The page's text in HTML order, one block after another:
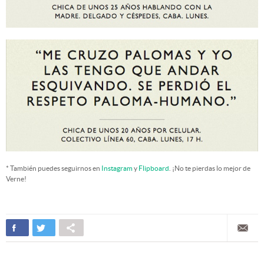
* También puedes seguirnos en Instagramy Flipboard . ¡No te pierdas lo mejor de
Verne!